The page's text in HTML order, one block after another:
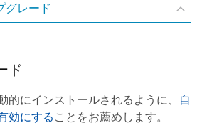
グレード
ド
的にインストールされるように、 自
効にする ことをお薦めします。